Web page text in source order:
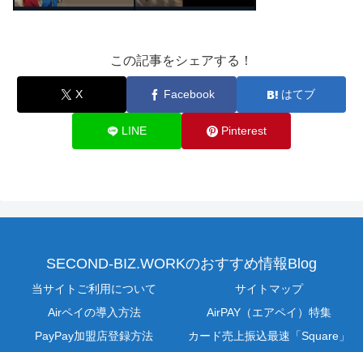
この記事をシェアする！
X Facebook はてブ
LINE Pinterest
SECOND-BIZ.WORKのおすすめ情報Blog
当サイトご利用について
サイトマップ
Airペイの導入方法
AirPAY（エアペイ）特集
PayPay加盟店登録方法
カード売上振込最速「Square」